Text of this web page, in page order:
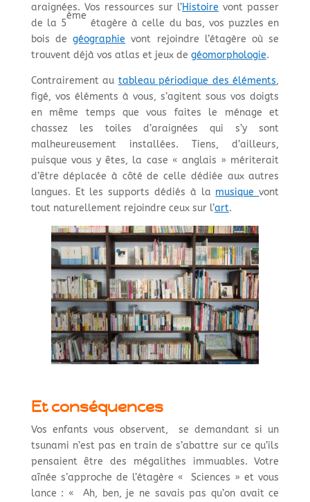
araignées. Vos ressources sur l’Histoire vont passer
de la 5
ème
étagère à celle du bas, vos puzzles en
bois degéographie vont rejoindre l’étagère où se
trouvent déjà vos atlas et jeux de géomorphologie.
Contrairement au tableau périodique des éléments,
figé, vos éléments à vous, s’agitent sous vos doigts
en même temps que vous faites le ménage et
chassez les toiles d’araignées qui s’y sont
malheureusement installées. Tiens, d’ailleurs,
puisque vous y êtes, la case « anglais » mériterait
d’être déplacée à côté de celle dédiée aux autres
langues. Et les supports dédiés à la musiquevont
tout naturellement rejoindre ceux sur l’art.
Et conséquences
Vos enfants vous observent, se demandant si un
tsunami n’est pas en train de s’abattre sur ce qu’ils
pensaient être des mégalithes immuables. Votre
aînée s’approche de l’étagère « Sciences » et vous
lance : « Ah, ben, je ne savais pas qu’on avait ce